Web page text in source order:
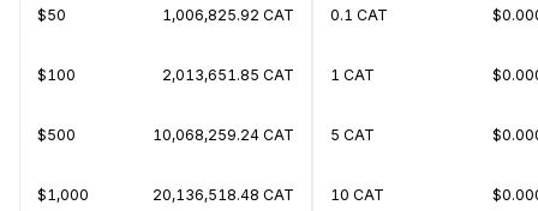
$50 1,006,825.92 CAT
$100 2,013,651.85 CAT
$500 10,068,259.24 CAT
$1,000 20,136,518.48 CAT
0.1 CAT
1 CAT
5 CAT
10 CAT